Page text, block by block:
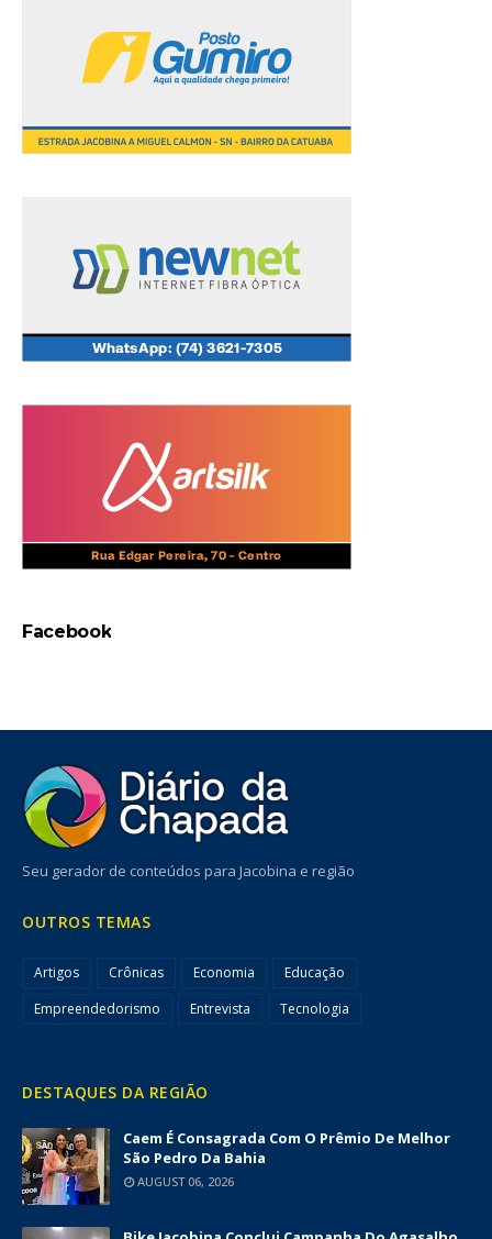
Facebook
Seu gerador de conteúdos para Jacobina e região
OUTROS TEMAS
Artigos Crônicas Economia
Educação
Empreendedorismo
Entrevista Tecnologia
DESTAQUES DA REGIÃO
Caem É Consagrada Com O Prêmio De Melhor
São Pedro Da Bahia
AUGUST 06, 2026